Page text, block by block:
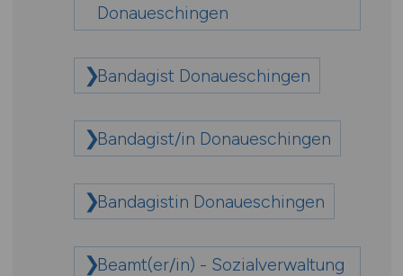
Donaueschingen
Bandagist Donaueschingen
Bandagist/in Donaueschingen
Bandagistin Donaueschingen
Beamt(er/in) - Sozialverwaltung